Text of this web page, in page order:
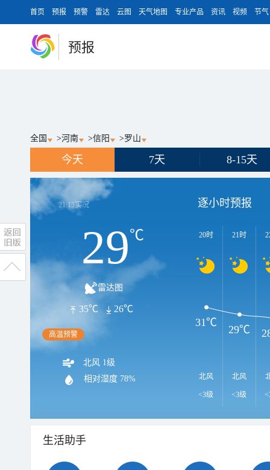
首页 预报 预警 雷达 云图 天气地图 专业产品 资讯 视频 节气
预报
全国 >河南 >信阳 >罗山
今天 7天 8-15天
21:15实况
29℃
雷达图
35℃ 26℃
高温预警
北风 1级
相对湿度 78%
逐小时预报
20时
北风
<3级
21时
北风
<3级
31℃
29℃
生活助手